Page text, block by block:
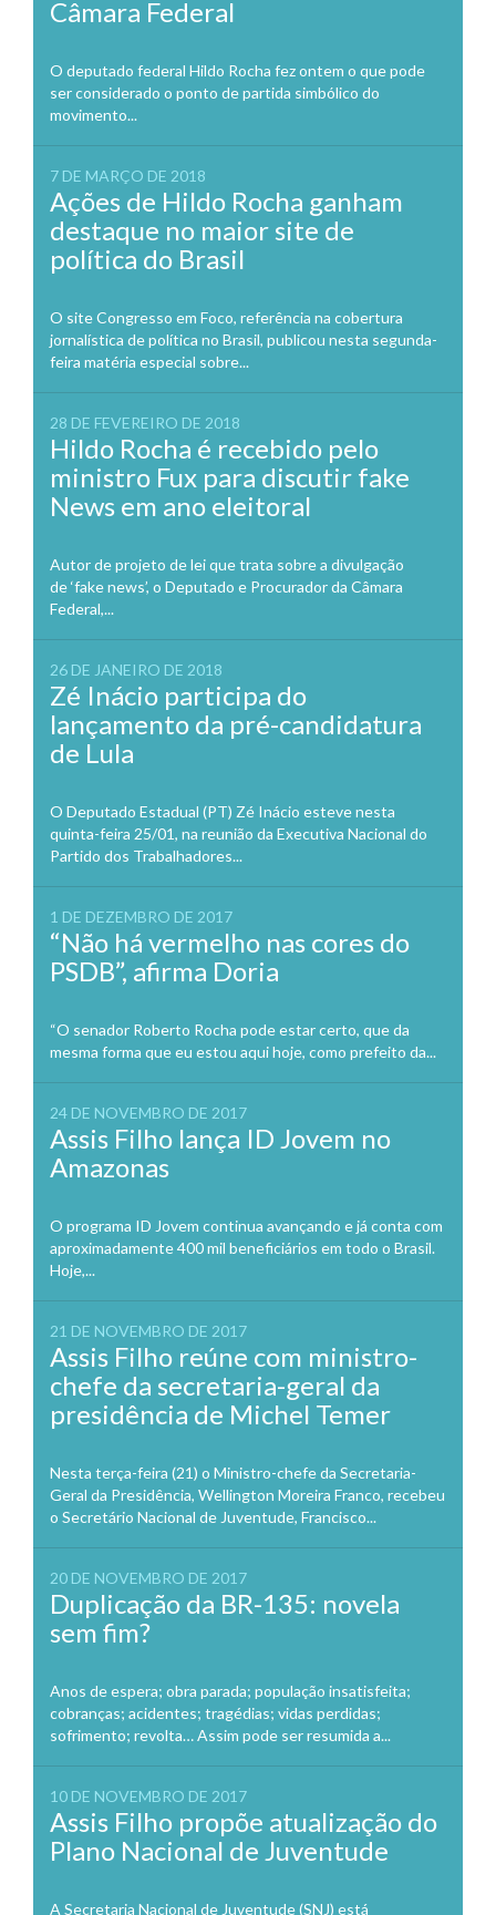
Câmara Federal
O deputado federal Hildo Rocha fez ontem o que pode
ser considerado o ponto de partida simbólico do
movimento...
7 DE MARÇO DE 2018
Ações de Hildo Rocha ganham
destaque no maior site de
política do Brasil
O site Congresso em Foco, referência na cobertura
jornalística de política no Brasil, publicou nesta segunda-
feira matéria especial sobre...
28 DE FEVEREIRO DE 2018
Hildo Rocha é recebido pelo
ministro Fux para discutir fake
News em ano eleitoral
Autor de projeto de lei que trata sobre a divulgação
de ‘fake news’, o Deputado e Procurador da Câmara
Federal,...
26 DE JANEIRO DE 2018
Zé Inácio participa do
lançamento da pré-candidatura
de Lula
O Deputado Estadual (PT) Zé Inácio esteve nesta
quinta-feira 25/01, na reunião da Executiva Nacional do
Partido dos Trabalhadores...
1 DE DEZEMBRO DE 2017
“Não há vermelho nas cores do
PSDB”, afirma Doria
“O senador Roberto Rocha pode estar certo, que da
mesma forma que eu estou aqui hoje, como prefeito da...
24 DE NOVEMBRO DE 2017
Assis Filho lança ID Jovem no
Amazonas
O programa ID Jovem continua avançando e já conta com
aproximadamente 400 mil beneficiários em todo o Brasil.
Hoje,...
21 DE NOVEMBRO DE 2017
Assis Filho reúne com ministro-
chefe da secretaria-geral da
presidência de Michel Temer
Nesta terça-feira (21) o Ministro-chefe da Secretaria-
Geral da Presidência, Wellington Moreira Franco, recebeu
o Secretário Nacional de Juventude, Francisco...
20 DE NOVEMBRO DE 2017
Duplicação da BR-135: novela
sem fim?
Anos de espera; obra parada; população insatisfeita;
cobranças; acidentes; tragédias; vidas perdidas;
sofrimento; revolta… Assim pode ser resumida a...
10 DE NOVEMBRO DE 2017
Assis Filho propõe atualização do
Plano Nacional de Juventude
A Secretaria Nacional de Juventude (SNJ) está